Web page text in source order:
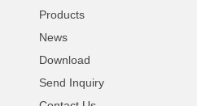
Products
News
Download
Send Inquiry